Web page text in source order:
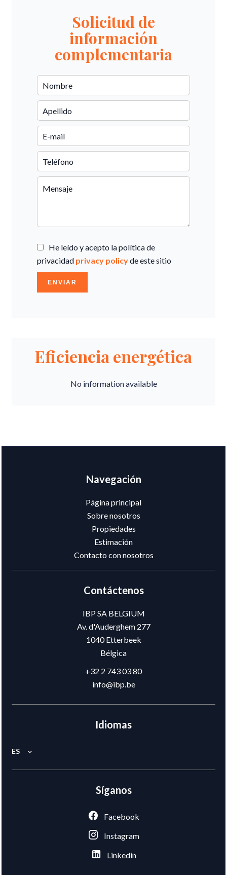
Solicitud de
información
complementaria
He leído y acepto la política de
privacidad privacy policyde este sitio
ENVIAR
Eficiencia energética
No information available
Navegación
Página principal
Sobre nosotros
Propiedades
Estimación
Contacto con nosotros
Contáctenos
IBP SA BELGIUM
Av. d'Auderghem 277
1040Etterbeek
Bélgica
+32 2 743 03 80
info@ibp.be
Idiomas
ES
Síganos
Facebook
Instagram
Linkedin